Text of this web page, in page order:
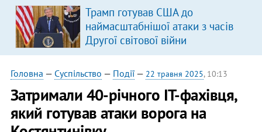
Трамп готував США до
наймасштабнішої атаки з часів
Другої світової війни
Головна — Суспільство — Події— 22 травня 2025, 10:13
Затримали 40-річного ІТ-фахівця,
який готував атаки ворога на